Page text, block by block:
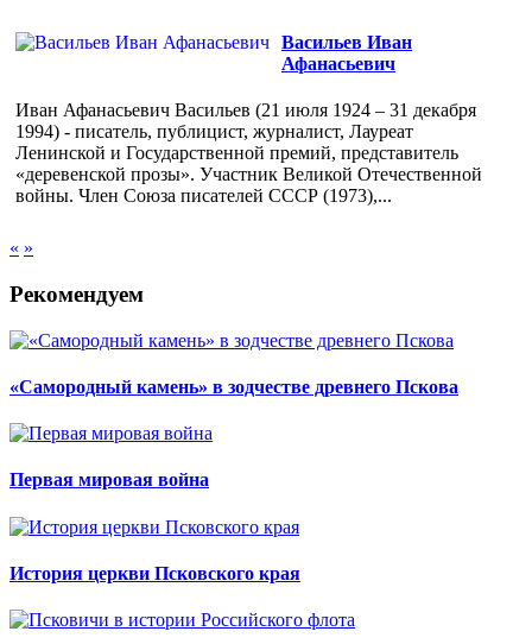
Васильев Иван
Афанасьевич
Иван Афанасьевич Васильев (21 июля 1924 – 31 декабря
1994) - писатель, публицист, журналист, Лауреат
Ленинской и Государственной премий, представитель
«деревенской прозы». Участник Великой Отечественной
войны. Член Союза писателей СССР (1973),...
« »
Рекомендуем
«Самородный камень» в зодчестве древнего Пскова
Первая мировая война
История церкви Псковского края